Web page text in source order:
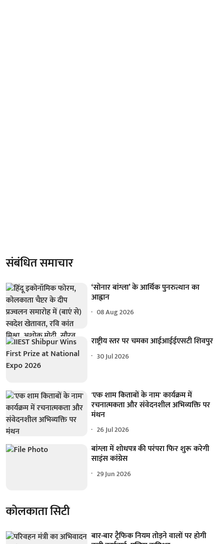
संबंधित समाचार
‘सोनार बांग्ला’ के आर्थिक पुनरुत्थान का
आह्वान
08 Aug 2026
राष्ट्रीय स्तर पर चमका आईआईईएसटी शिवपुर
30 Jul 2026
'एक शाम किताबों के नाम' कार्यक्रम में
रचनात्मकता और संवेदनशील अभिव्यक्ति पर
मंथन
26 Jul 2026
बांग्ला में शोधपत्र की परंपरा फिर शुरू करेगी
साइंस कांग्रेस
29 Jun 2026
कोलकाता सिटी
बार-बार ट्रैफिक नियम तोड़ने वालों पर होगी